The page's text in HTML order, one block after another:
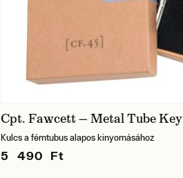
Cpt. Fawcett — Metal Tube Key
Kulcs a fémtubus alapos kinyomásához
5 490 Ft